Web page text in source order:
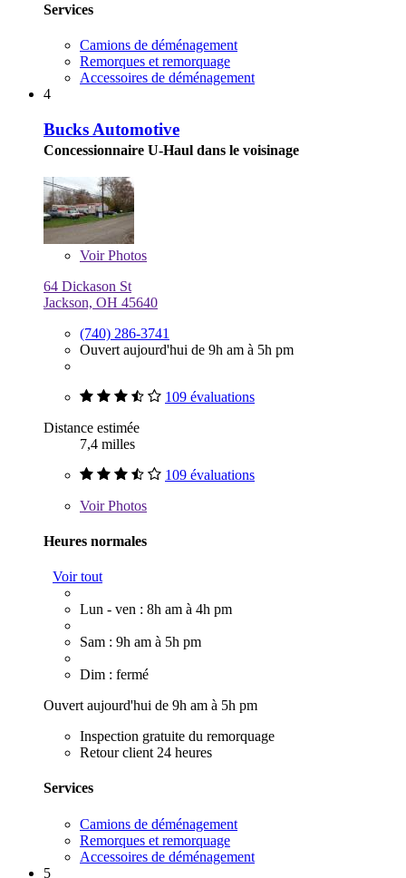
Services
Camions de déménagement
Remorques et remorquage
Accessoires de déménagement
4
Bucks Automotive
Concessionnaire U-Haul dans le voisinage
VoirPhotos
64 Dickason St
Jackson, OH 45640
(740) 286-3741
Ouvert aujourd'hui de 9h am à 5h pm
109 évaluations
Distance estimée
7,4 milles
109 évaluations
VoirPhotos
Heures normales
Voir tout
Lun - ven : 8h am à 4h pm
Sam : 9h am à 5h pm
Dim : fermé
Ouvert aujourd'hui de 9h am à 5h pm
Inspection gratuite du remorquage
Retour client 24 heures
Services
Camions de déménagement
Remorques et remorquage
Accessoires de déménagement
5